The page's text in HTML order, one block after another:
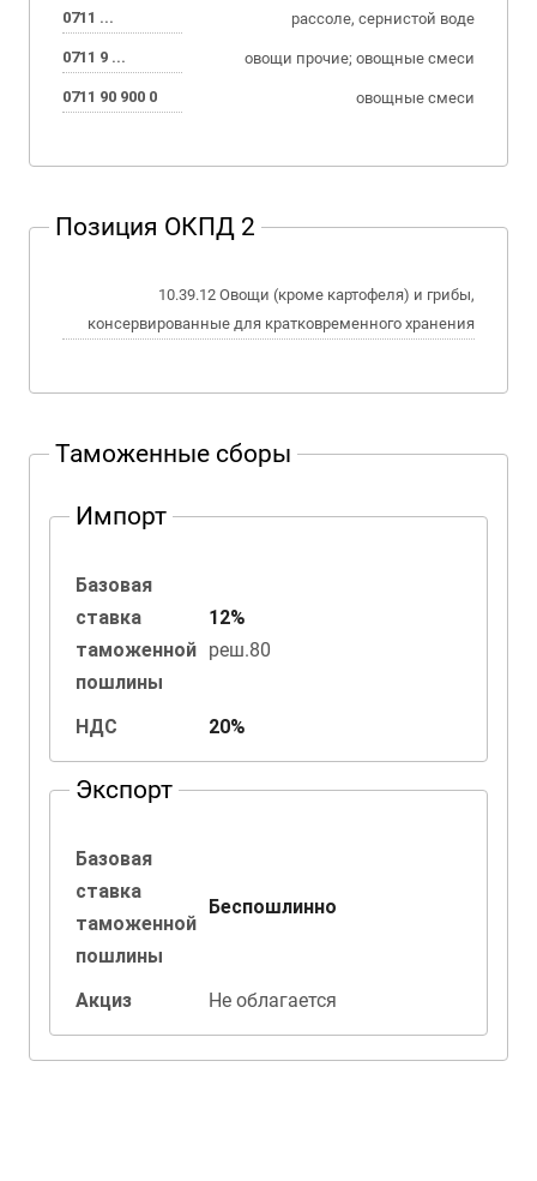
0711 ...
рассоле, сернистой воде
0711 9 ... овощи прочие; овощные смеси
0711 90 900 0 овощные смеси
Позиция ОКПД 2
10.39.12 Овощи (кроме картофеля) и грибы,
консервированные для кратковременного хранения
Таможенные сборы
Импорт
Базовая
ставка
таможенной
пошлины
12%
реш.80
НДС 20%
Экспорт
Базовая
ставка
таможенной
пошлины
Беспошлинно
Акциз Не облагается